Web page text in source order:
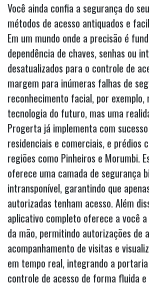
Você ainda confia a segurança do
métodos de acesso antiquados e
Em um mundo onde a precisão é
dependência de chaves, senhas ou
desatualizados para o controle de
margem para inúmeras falhas de
reconhecimento facial, por exemplo,
tecnologia do futuro, mas uma
Progerta já implementa com
residenciais e comerciais, e prédios
regiões como Pinheiros e Morumbi.
oferece uma camada de segurança
intransponível, garantindo que
autorizadas tenham acesso. Além
aplicativo completo oferece a você
da mão, permitindo autorizações de
acompanhamento de visitas e
em tempo real, integrando a
controle de acesso de forma fluida